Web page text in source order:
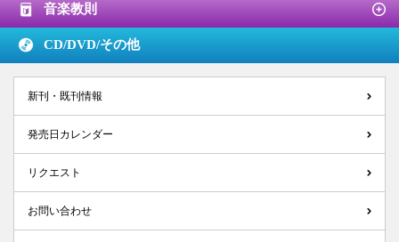
音楽教則
CD/DVD/その他
新刊・既刊情報
発売日カレンダー
リクエスト
お問い合わせ